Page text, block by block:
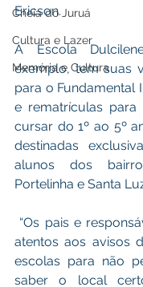
Cheia do Juruá
Cultura e Lazer
Memória e Cultura
Ericson.
A Escola
exemplo, tem suas
para o Fundamental
e rematrículas
cursar do 1º ao 5º
destinadas
alunos dos
Portelinha e Santa
atentos aos avisos
escolas para não
saber o local